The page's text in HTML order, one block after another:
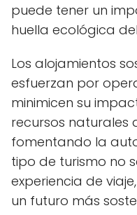
puede tener un
huella ecológica
Los alojamientos
esfuerzan por
minimicen su
recursos naturales
fomentando la
tipo de turismo no
experiencia de
un futuro más